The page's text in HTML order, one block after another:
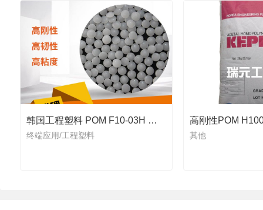
韩国工程塑料 POM F10-03H 紧固件
终端应用/工程塑料
高刚性POM
其他